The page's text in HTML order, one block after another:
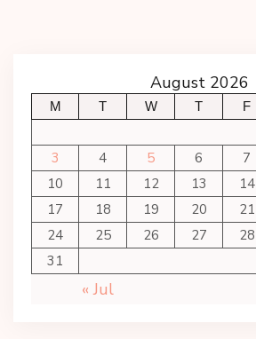
August 2026
M T W T F
3
4 5 6 7
10
11 12 13 14
17
18 19 20 21
24
25 26 27 28
31
« Jul